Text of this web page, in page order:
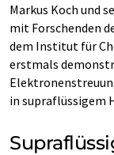
Markus Koch und
mit Forschenden
dem Institut für
erstmals
in supraflüssigem